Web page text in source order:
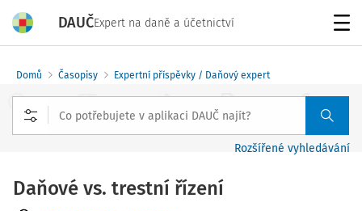
DAUČExpert na daně a účetnictví
Domů Časopisy Expertní příspěvky / Daňový expert
Rozšířené vyhledávání
Daňové vs. trestní řízení